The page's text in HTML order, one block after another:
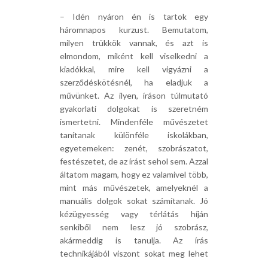
– Idén nyáron én is tartok egy
háromnapos kurzust. Bemutatom,
milyen trükkök vannak, és azt is
elmondom, miként kell viselkedni a
kiadókkal, mire kell vigyázni a
szerződéskötésnél, ha eladjuk a
művünket. Az ilyen, íráson túlmutató
gyakorlati dolgokat is szeretném
ismertetni. Mindenféle művészetet
tanítanak különféle iskolákban,
egyetemeken: zenét, szobrászatot,
festészetet, de az írást sehol sem. Azzal
áltatom magam, hogy ez valamivel több,
mint más művészetek, amelyeknél a
manuális dolgok sokat számítanak. Jó
kézügyesség vagy térlátás híján
senkiből nem lesz jó szobrász,
akármeddig is tanulja. Az írás
technikájából viszont sokat meg lehet